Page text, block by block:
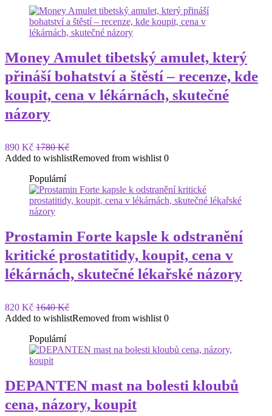
Money Amulet tibetský amulet, který
přináší bohatství a štěstí – recenze, kde
koupit, cena v lékárnách, skutečné
názory
890 Kč 1780 Kč
Added to wishlistRemoved from wishlist 0
Populární
Prostamin Forte kapsle k odstranění
kritické prostatitidy, koupit, cena v
lékárnách, skutečné lékařské názory
820 Kč 1640 Kč
Added to wishlistRemoved from wishlist 0
Populární
DEPANTEN mast na bolesti kloubů
cena, názory, koupit